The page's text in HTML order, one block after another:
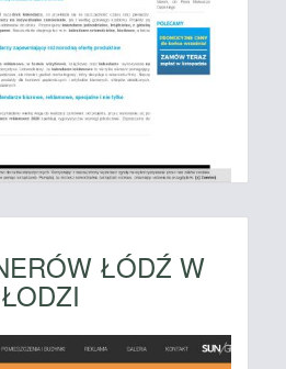
ŁÓDŹ W
ŁODZI